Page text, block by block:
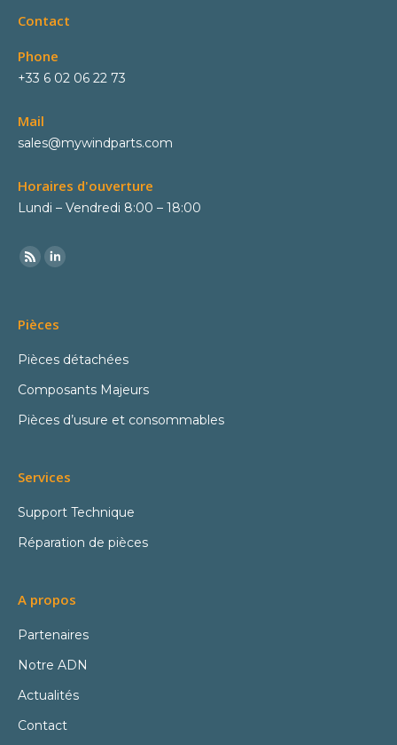
Contact
Phone
+33 6 02 06 22 73
Mail
sales@mywindparts.com
Horaires d'ouverture
Lundi – Vendredi 8:00 – 18:00
Pièces
Pièces détachées
Composants Majeurs
Pièces d’usure et consommables
Services
Support Technique
Réparation de pièces
A propos
Partenaires
Notre ADN
Actualités
Contact